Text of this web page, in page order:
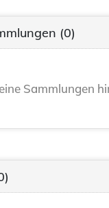
(0)
Sammlungen